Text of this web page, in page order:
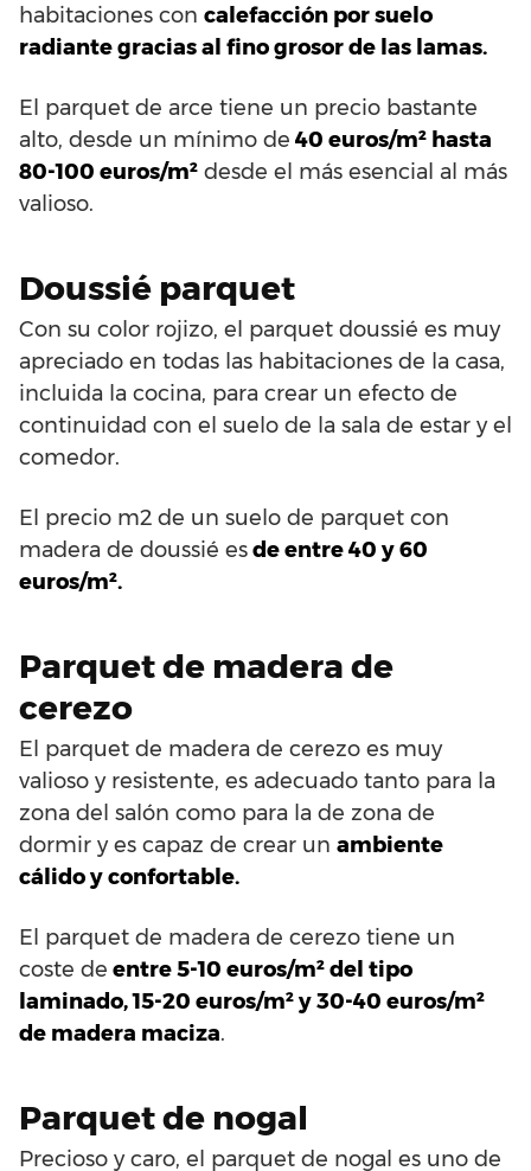
habitaciones con calefacción por suelo
radiante gracias al fino grosor de las lamas.
El parquet de arce tiene un precio bastante
alto, desde un mínimo de 40 euros/m² hasta
80-100 euros/m² desde el más esencial al más
valioso.
Doussié parquet
Con su color rojizo, el parquet doussié es muy
apreciado en todas las habitaciones de la casa,
incluida la cocina, para crear un efecto de
continuidad con el suelo de la sala de estar y el
comedor.
El precio m2 de un suelo de parquet con
madera de doussié esde entre 40 y 60
euros/m².
Parquet de madera de
cerezo
El parquet de madera de cerezo es muy
valioso y resistente, es adecuado tanto para la
zona del salón como para la de zona de
dormir y es capaz de crear un ambiente
cálido y confortable.
El parquet de madera de cerezo tiene un
coste de entre 5-10 euros/m² del tipo
laminado, 15-20 euros/m² y 30-40 euros/m²
de madera maciza.
Parquet de nogal
Precioso y caro, el parquet de nogal es uno de